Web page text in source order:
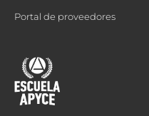
Portal de proveedores